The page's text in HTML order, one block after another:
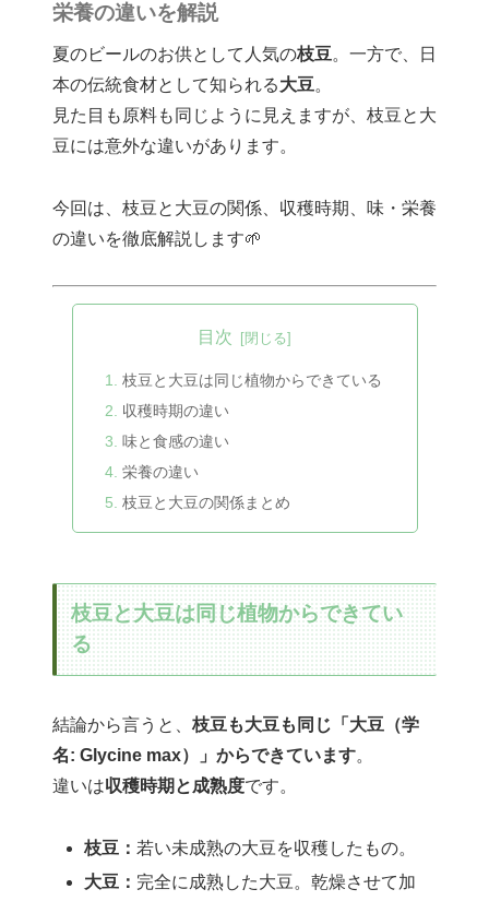
栄養の違いを解説
夏のビールのお供として人気の枝豆。一方で、日
本の伝統食材として知られる大豆。
見た目も原料も同じように見えますが、枝豆と大
豆には意外な違いがあります。
今回は、枝豆と大豆の関係、収穫時期、味・栄養
の違いを徹底解説します🌱
目次
枝豆と大豆は同じ植物からできている
収穫時期の違い
味と食感の違い
栄養の違い
枝豆と大豆の関係まとめ
枝豆と大豆は同じ植物からできてい
る
結論から言うと、 枝豆も大豆も同じ「大豆（学
名: Glycine max）」からできています。
違いは収穫時期と成熟度です。
枝豆： 若い未成熟の大豆を収穫したもの。
大豆： 完全に成熟した大豆。乾燥させて加